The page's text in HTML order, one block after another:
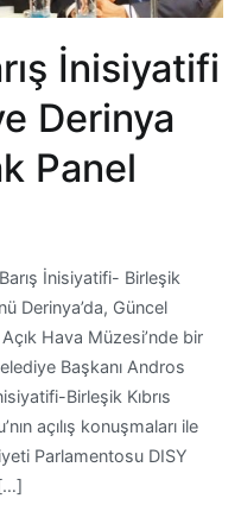
İnisiyatifi
Derinya
Panel
İnisiyatifi- Birleşik
Derinya’da, Güncel
Hava Müzesi’nde bir
Başkanı Andros
Birleşik Kıbrıs
açılış konuşmaları ile
Parlamentosu DISY